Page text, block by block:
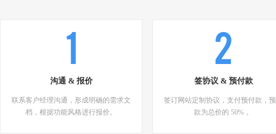
沟通 & 报价
联系客户经理沟通，形成明确的需求文
档，根据功能风格进行报价。
2
签协议 & 预付款
签订网站定制协议，支付预付款，
款为总价的 50% 。